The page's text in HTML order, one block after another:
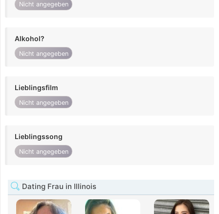
Nicht angegeben
Alkohol?
Nicht angegeben
Lieblingsfilm
Nicht angegeben
Lieblingssong
Nicht angegeben
Dating Frau in Illinois